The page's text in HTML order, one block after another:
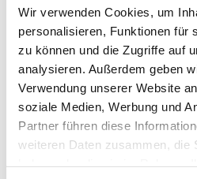
Wir verwenden Cookies, um
personalisieren, Funktionen für
zu können und die Zugriffe auf
analysieren. Außerdem geben
Verwendung unserer Website
soziale Medien, Werbung und
Partner führen diese
weiteren Daten zusammen, die
Unser Fazit
Als